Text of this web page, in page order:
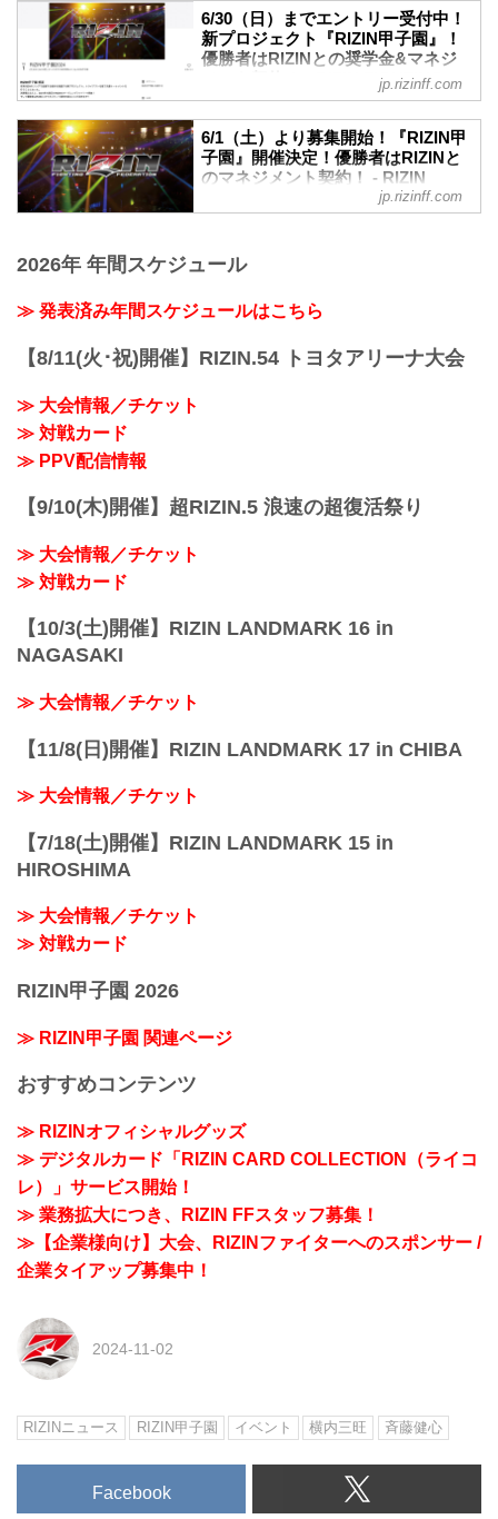
退）が集まり、大晦日への出場権を賭け
たトーナメントを形式の試合が行われ
た。
RIZIN甲子園 理念
RIZINのリングで活躍する選手を発掘する
新プロジェクト。トライアウトを経て決
勝トーナメントを行います。決勝戦はな
んと、2024年大晦日のRIZINの...
のスター選手発掘を目的としたプロジェ
クト「RIZIN甲子園」の第1回トライアウ
トが開催された。
加者が集まり、午前のプログラム終了後
に合格者50名が発表、合格者のみで午後
のプログラムが実施された。
RIZIN甲子園とは
「RIZIN甲子園」理念
RIZINのリングで活躍する選手を発掘する
んと、2024年大晦日のRIZINのオープニ
6/30（日）までエントリー受付中！
新プロジェクト『RIZIN甲子園』！
優勝者はRIZINとの奨学⾦&マネジ
メント契約！ - RIZIN FIGHTING
FEDERATION オフィシャルサイト
未来のスター選手発掘を目的とした新プ
ロジェクト『RIZIN甲子園』のエントリー
が、6月1日（土）12時よりスタート！
このプロジェクトでは15〜18歳の男性を
対象に、「本気でRIZINのリングに上がり
んな熱い気持ちを持った将来のスター選
手候補を大募集！
う方は、出場者募集ページ、募集条件等
リーしよう！
jp.rizinff.com
6/1（土）より募集開始！『RIZIN甲
子園』開催決定！優勝者はRIZINと
のマネジメント契約！ - RIZIN
FIGHTING FEDERATION オフィシ
ャルサイト
新プロジェクト『RIZIN甲子園』が始動！
RIZINのリングで活躍する選手を発掘する
勝トーナメントを行います。
決勝戦はなんと、2024年大晦日のRIZIN
応募条件
項目 条件
jp.rizinff.com
2026年 年間スケジュール
≫ 発表済み年間スケジュールはこちら
【8/11(火･祝)開催】RIZIN.54 トヨタアリーナ大会
≫ 大会情報／チケット
≫ 対戦カード
≫ PPV配信情報
【9/10(木)開催】超RIZIN.5 浪速の超復活祭り
≫ 大会情報／チケット
≫ 対戦カード
【10/3(土)開催】RIZIN LANDMARK 16 in
NAGASAKI
≫ 大会情報／チケット
【11/8(日)開催】RIZIN LANDMARK 17 in CHIBA
≫ 大会情報／チケット
【7/18(土)開催】RIZIN LANDMARK 15 in
HIROSHIMA
≫ 大会情報／チケット
≫ 対戦カード
RIZIN甲子園 2026
≫ RIZIN甲子園 関連ページ
おすすめコンテンツ
≫ RIZINオフィシャルグッズ
≫ デジタルカード「RIZIN CARD COLLECTION（ライコ
レ）」サービス開始！
≫ 業務拡大につき、RIZIN FFスタッフ募集！
≫【企業様向け】大会、RIZINファイターへのスポンサー /
企業タイアップ募集中！
2024-11-02
RIZINニュース RIZIN甲子園 イベント 横内三旺 ⻫藤健心
Facebook